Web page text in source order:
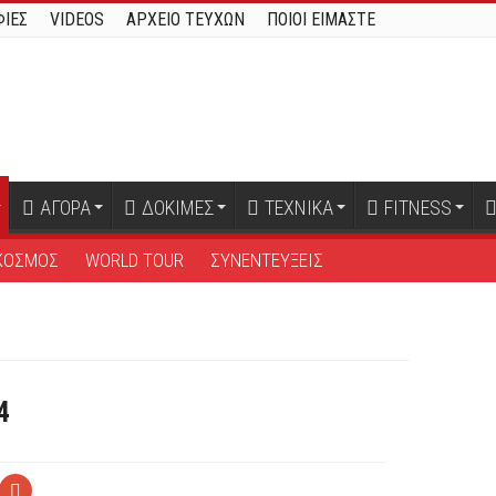
VIDEOS ΑΡΧΕΙΟ ΤΕΥΧΩΝ ΠΟΙΟΙ ΕΙΜΑΣΤΕ
ΑΓΟΡΑ ΔΟΚΙΜΕΣ ΤΕΧΝΙΚΑ FITNESS
WORLD TOUR ΣΥΝΕΝΤΕΥΞΕΙΣ